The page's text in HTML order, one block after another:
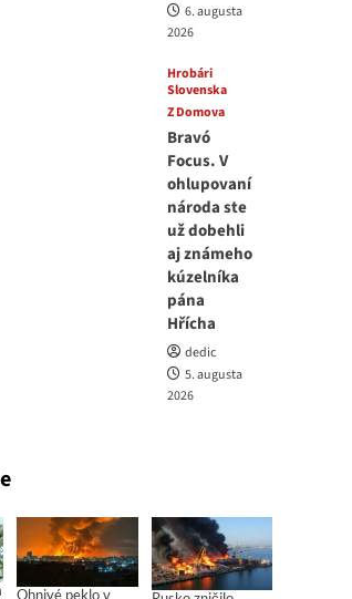
6. augusta
2026
Hrobári
Slovenska
Z Domova
Bravó
Focus. V
ohlupovaní
národa ste
už dobehli
aj známeho
kúzelníka
pána
Hřícha
dedic
5. augusta
2026
Ohnivé peklo v